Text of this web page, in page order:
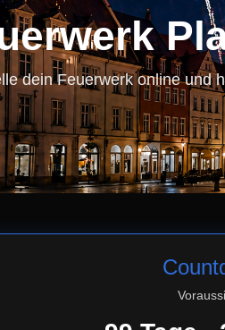
dein Feuerwerk online und